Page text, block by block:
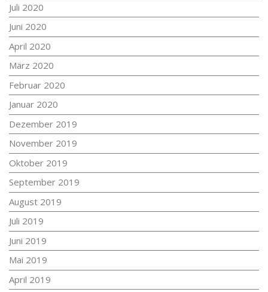
Juli 2020
Juni 2020
April 2020
März 2020
Februar 2020
Januar 2020
Dezember 2019
November 2019
Oktober 2019
September 2019
August 2019
Juli 2019
Juni 2019
Mai 2019
April 2019